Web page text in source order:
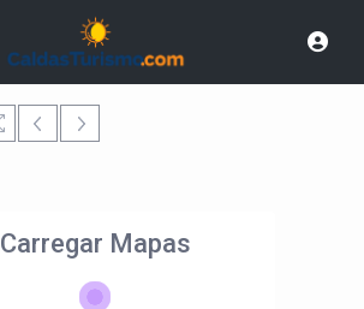
Carregar Mapas